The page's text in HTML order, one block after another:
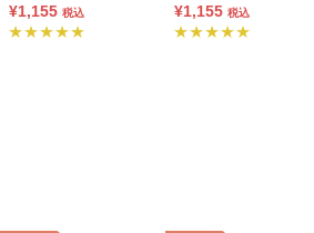
ブトップス
¥1,155 税込
ブトップス
¥1,155 税込